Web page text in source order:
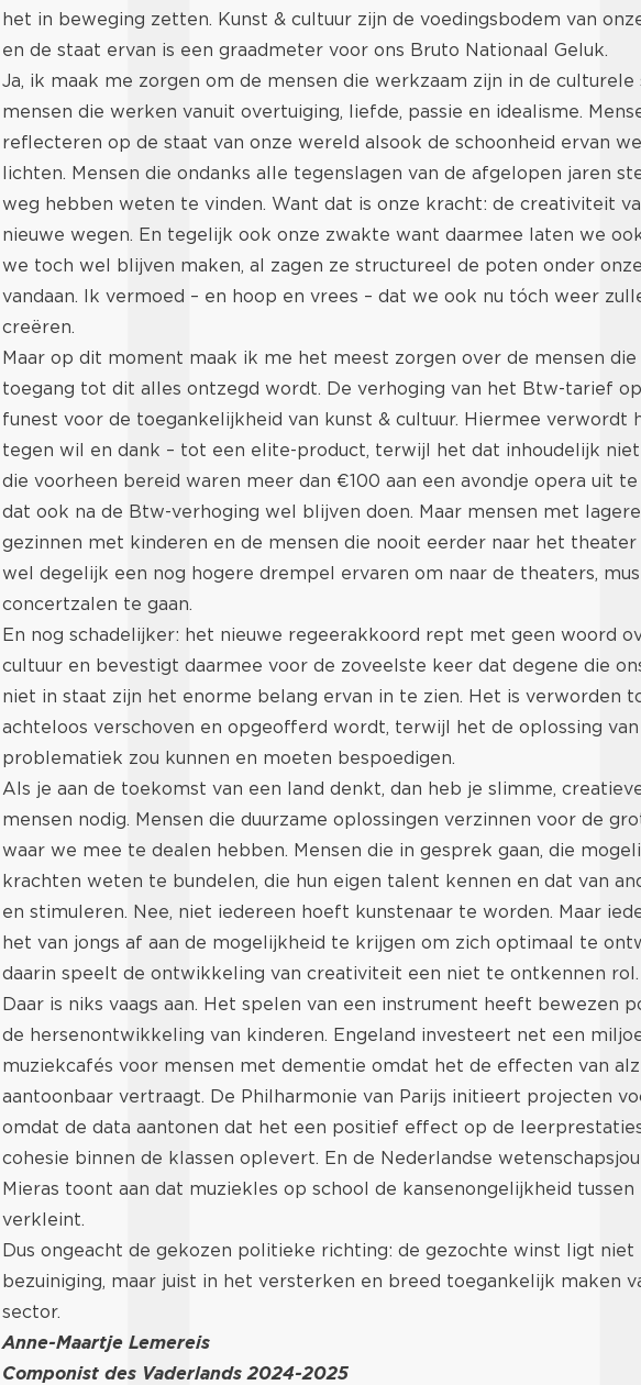
het in beweging zetten. Kunst & cultuur zijn de voedingsbodem van
en de staat ervan is een graadmeter voor ons Bruto Nationaal Geluk.
Ja, ik maak me zorgen om de mensen die werkzaam zijn in de culturele
mensen die werken vanuit overtuiging, liefde, passie en idealisme.
reflecteren op de staat van onze wereld alsook de schoonheid ervan
lichten. Mensen die ondanks alle tegenslagen van de afgelopen jaren
weg hebben weten te vinden. Want dat is onze kracht: de creativiteit
nieuwe wegen. En tegelijk ook onze zwakte want daarmee laten we
we toch wel blijven maken, al zagen ze structureel de poten onder
vandaan. Ik vermoed – en hoop en vrees – dat we ook nu tóch weer
creëren.
Maar op dit moment maak ik me het meest zorgen over de mensen die
toegang tot dit alles ontzegd wordt. De verhoging van het Btw-tarief
funest voor de toegankelijkheid van kunst & cultuur. Hiermee verwordt
tegen wil en dank – tot een elite-product, terwijl het dat inhoudelijk niet
die voorheen bereid waren meer dan €100 aan een avondje opera uit
dat ook na de Btw-verhoging wel blijven doen. Maar mensen met
gezinnen met kinderen en de mensen die nooit eerder naar het theater
wel degelijk een nog hogere drempel ervaren om naar de theaters,
concertzalen te gaan.
En nog schadelijker: het nieuwe regeerakkoord rept met geen woord
cultuur en bevestigt daarmee voor de zoveelste keer dat degene die
niet in staat zijn het enorme belang ervan in te zien. Het is verworden
achteloos verschoven en opgeofferd wordt, terwijl het de oplossing
problematiek zou kunnen en moeten bespoedigen.
Als je aan de toekomst van een land denkt, dan heb je slimme,
mensen nodig. Mensen die duurzame oplossingen verzinnen voor de
waar we mee te dealen hebben. Mensen die in gesprek gaan, die
krachten weten te bundelen, die hun eigen talent kennen en dat van
en stimuleren. Nee, niet iedereen hoeft kunstenaar te worden. Maar
het van jongs af aan de mogelijkheid te krijgen om zich optimaal te
daarin speelt de ontwikkeling van creativiteit een niet te ontkennen rol.
Daar is niks vaags aan. Het spelen van een instrument heeft bewezen
de hersenontwikkeling van kinderen. Engeland investeert net een
muziekcafés voor mensen met dementie omdat het de effecten van
aantoonbaar vertraagt. De Philharmonie van Parijs initieert projecten
omdat de data aantonen dat het een positief effect op de
cohesie binnen de klassen oplevert. En de Nederlandse
Mieras toont aan dat muziekles op school de kansenongelijkheid tussen
verkleint.
Dus ongeacht de gekozen politieke richting: de gezochte winst ligt niet
bezuiniging, maar juist in het versterken en breed toegankelijk maken
sector.
Anne-Maartje Lemereis
Componist des Vaderlands 2024-2025